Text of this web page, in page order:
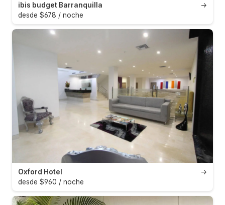
→
ibis budget Barranquilla
desde $678 / noche
→
Oxford Hotel
desde $960 / noche